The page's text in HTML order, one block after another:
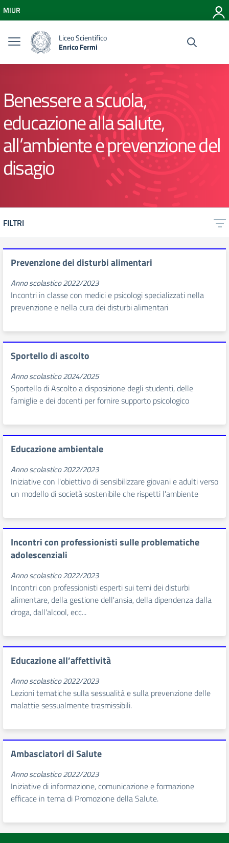
Vai al menu di navigazione
Vai al footer
MIUR
Liceo Scientifico
Enrico Fermi
Benessere a scuola,
educazione alla salute,
all’ambiente e prevenzione del
disagio
FILTRI
Prevenzione dei disturbi alimentari
Anno scolastico 2022/2023
Incontri in classe con medici e psicologi specializzati nella
prevenzione e nella cura dei disturbi alimentari
Sportello di ascolto
Anno scolastico 2024/2025
Sportello di Ascolto a disposizione degli studenti, delle
famiglie e dei docenti per fornire supporto psicologico
Educazione ambientale
Anno scolastico 2022/2023
Iniziative con l'obiettivo di sensibilizzare giovani e adulti verso
un modello di società sostenibile che rispetti l'ambiente
Incontri con professionisti sulle problematiche
adolescenziali
Anno scolastico 2022/2023
Incontri con professionisti esperti sui temi dei disturbi
alimentare, della gestione dell'ansia, della dipendenza dalla
droga, dall'alcool, ecc...
Educazione all’affettività
Anno scolastico 2022/2023
Lezioni tematiche sulla sessualità e sulla prevenzione delle
malattie sessualmente trasmissibili.
Ambasciatori di Salute
Anno scolastico 2022/2023
Iniziative di informazione, comunicazione e formazione
efficace in tema di Promozione della Salute.